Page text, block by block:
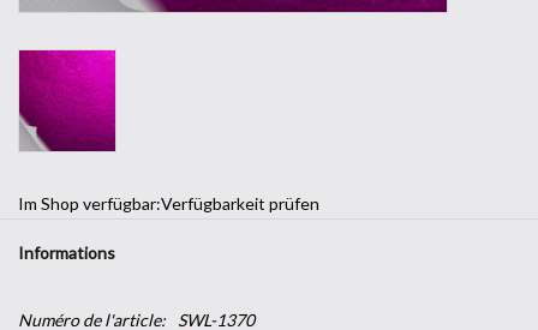
Im Shop verfügbar:Verfügbarkeit prüfen
Informations
Numéro de l'article:
SWL-1370